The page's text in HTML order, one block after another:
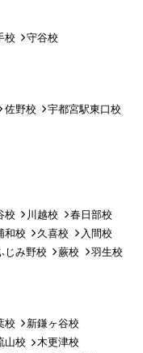
校
守谷校
佐野校 宇都宮駅東口校
校 川越校
春日部校
和校 久喜校
入間校
じみ野校 蕨校
羽生校
校
新鎌ヶ谷校
山校
木更津校